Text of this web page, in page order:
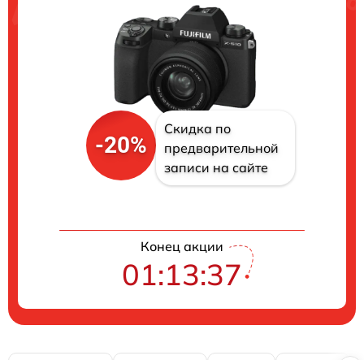
-20%
Скидка по
предварительной
записи на сайте
Конец акции
01:13:36